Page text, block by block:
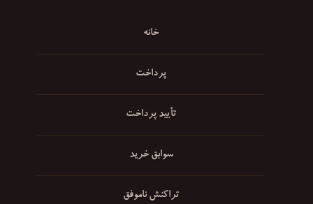
خانه
پرداخت
تأیید پرداخت
سوابق خرید
تراکنش ناموفق